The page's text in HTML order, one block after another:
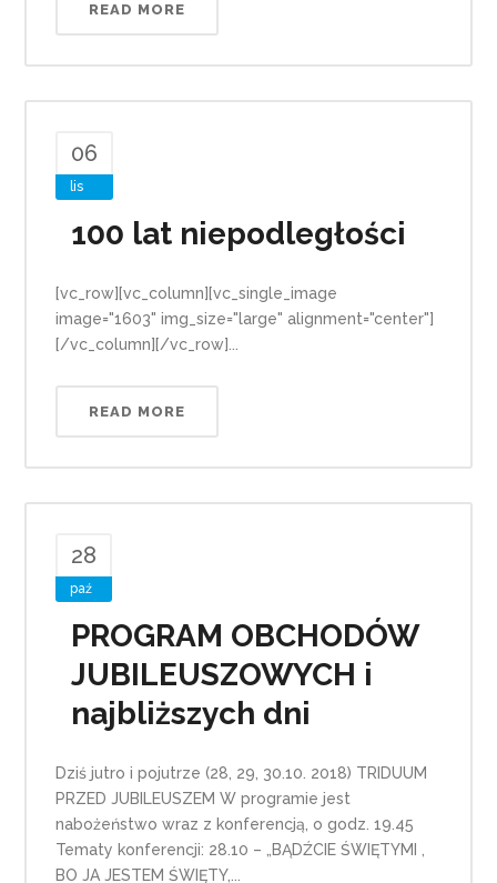
READ MORE
06
lis
100 lat niepodległości
[vc_row][vc_column][vc_single_image
image="1603" img_size="large" alignment="center"]
[/vc_column][/vc_row]...
READ MORE
28
paź
PROGRAM OBCHODÓW
JUBILEUSZOWYCH i
najbliższych dni
Dziś jutro i pojutrze (28, 29, 30.10. 2018) TRIDUUM
PRZED JUBILEUSZEM W programie jest
nabożeństwo wraz z konferencją, o godz. 19.45
Tematy konferencji: 28.10 – „BĄDŹCIE ŚWIĘTYMI ,
BO JA JESTEM ŚWIĘTY,...